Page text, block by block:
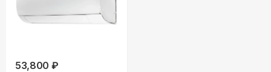
53,800 ₽